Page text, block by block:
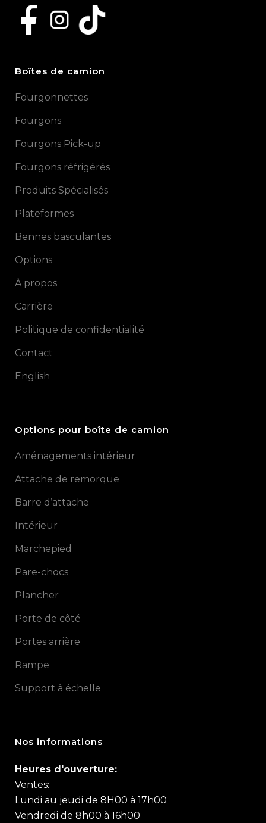
Boîtes de camion
Fourgonnettes
Fourgons
Fourgons Pick-up
Fourgons réfrigérés
Produits Spécialisés
Plateformes
Bennes basculantes
Options
À propos
Carrière
Politique de confidentialité
Contact
English
Options pour boîte de camion
Aménagements intérieur
Attache de remorque
Barre d’attache
Intérieur
Marchepied
Pare-chocs
Plancher
Porte de côté
Portes arrière
Rampe
Support à échelle
Nos informations
Heures d'ouverture:
Ventes:
Lundi au jeudi de 8H00 à 17h00
Vendredi de 8h00 à 16h00